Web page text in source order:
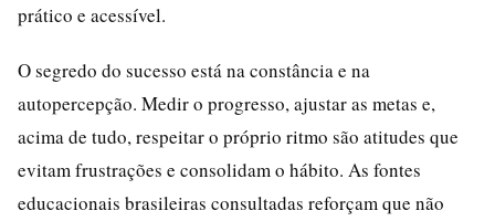
prático e acessível.
O segredo do sucesso está na constância e na
autopercepção. Medir o progresso, ajustar as metas e,
acima de tudo, respeitar o próprio ritmo são atitudes que
evitam frustrações e consolidam o hábito. As fontes
educacionais brasileiras consultadas reforçam que não